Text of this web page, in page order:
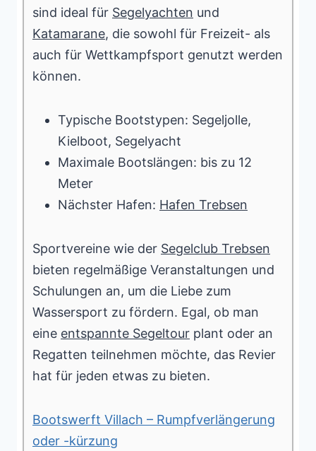
sind ideal für Segelyachten und
Katamarane, die sowohl für Freizeit- als
auch für Wettkampfsport genutzt werden
können.
Typische Bootstypen: Segeljolle,
Kielboot, Segelyacht
Maximale Bootslängen: bis zu 12
Meter
Nächster Hafen: Hafen Trebsen
Sportvereine wie der Segelclub Trebsen
bieten regelmäßige Veranstaltungen und
Schulungen an, um die Liebe zum
Wassersport zu fördern. Egal, ob man
eine entspannte Segeltour plant oder an
Regatten teilnehmen möchte, das Revier
hat für jeden etwas zu bieten.
Bootswerft Villach – Rumpfverlängerung
oder -kürzung